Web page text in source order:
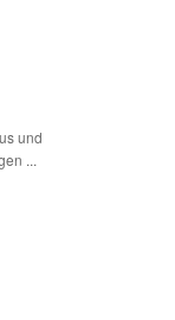
und
...